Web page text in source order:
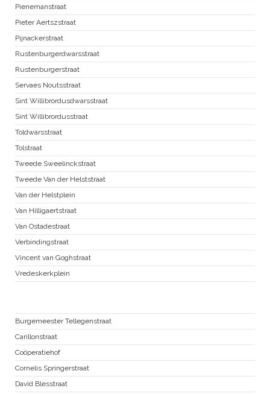
Pienemanstraat
Pieter Aertszstraat
Pijnackerstraat
Rustenburgerdwarsstraat
Rustenburgerstraat
Servaes Noutsstraat
Sint Willibrordusdwarsstraat
Sint Willibrordusstraat
Toldwarsstraat
Tolstraat
Tweede Sweelinckstraat
Tweede Van der Helststraat
Van der Helstplein
Van Hilligaertstraat
Van Ostadestraat
Verbindingstraat
Vincent van Goghstraat
Vredeskerkplein
Burgemeester Tellegenstraat
Carillonstraat
Coöperatiehof
Cornelis Springerstraat
David Blesstraat